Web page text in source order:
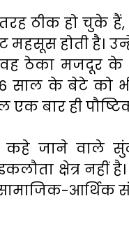
तरह ठीक हो चुके
होती है।
ठेका मजदूर के
साल के बेटे को
बार ही
कहे जाने वाले
क्षेत्र नहीं
आर्थिक